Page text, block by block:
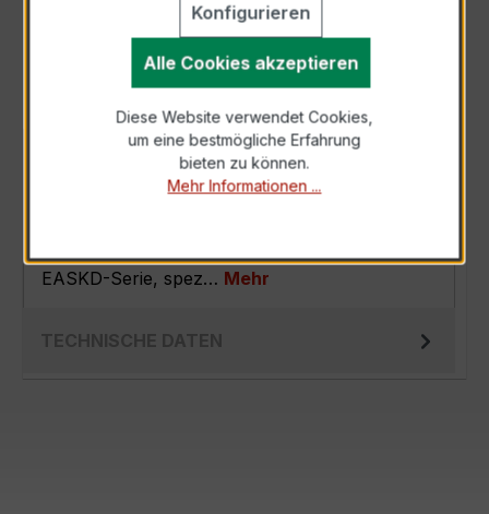
Als PDF exportieren
Der EASKD 31.5 3x400/5A 5VA Kl.0,5s ist ein
Verrechnungsstromwandler der bewährten
EASKD-Serie, spez… Mehr
TECHNISCHE DATEN
Konfigurieren
Alle Cookies akzeptieren
Diese Website verwendet Cookies,
um eine bestmögliche Erfahrung
bieten zu können.
Mehr Informationen ...